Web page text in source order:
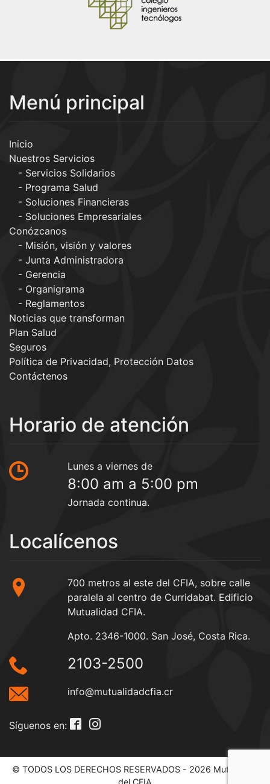
Menú principal
Inicio
Nuestros Servicios
Servicios Solidarios
Programa Salud
Soluciones Financieras
Soluciones Empresariales
Conózcanos
Misión, visión y valores
Junta Administradora
Gerencia
Organigrama
Reglamentos
Noticias que transforman
Plan Salud
Seguros
Política de Privacidad, Protección Datos
Contáctenos
Horario de atención
Lunes a viernes de
8:00 am a 5:00 pm
Jornada continua.
Localícenos
700 metros al este del CFIA, sobre calle
paralela al centro de Curridabat. Edificio
Mutualidad CFIA.
Apto. 2346-1000. San José, Costa Rica.
2103-2500
info@mutualidadcfia.cr
Síguenos en:
© TODOS LOS DERECHOS RESERVADOS - 2026 Mutualidad
del CFIA